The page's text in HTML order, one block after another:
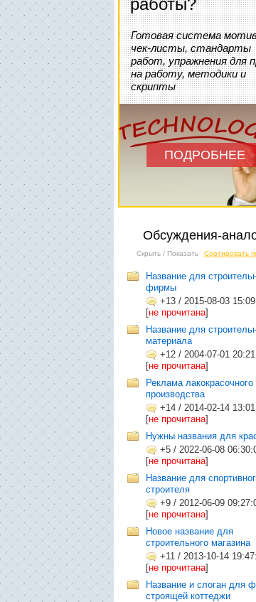
работы?
Готовая система
чек-листы, стандарты
работ, упражнения для
на работу, методики и
скрипты
ПОДРОБНЕЕ
Обсуждения-
Скрыть / Показать Сортировать
Название для
фирмы
+13 / 2015-08-03
[не прочитана]
Название для
материала
+12 / 2004-07-01
[не прочитана]
Реклама лакокрасочного
производства
+14 / 2014-02-14
[не прочитана]
Нужны названия для
+5 / 2022-06-08
[не прочитана]
Название для
строителя
+9 / 2012-06-09
[не прочитана]
Новое название для
строительного магазина
+11 / 2013-10-14
[не прочитана]
Название и слоган для
строящей коттеджи